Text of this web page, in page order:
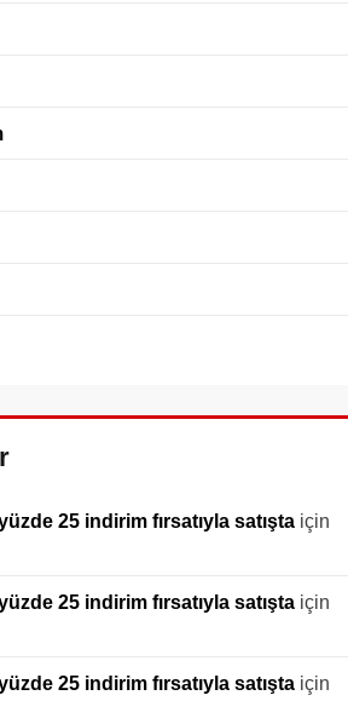
25 indirim fırsatıyla satışta için
25 indirim fırsatıyla satışta için
25 indirim fırsatıyla satışta için